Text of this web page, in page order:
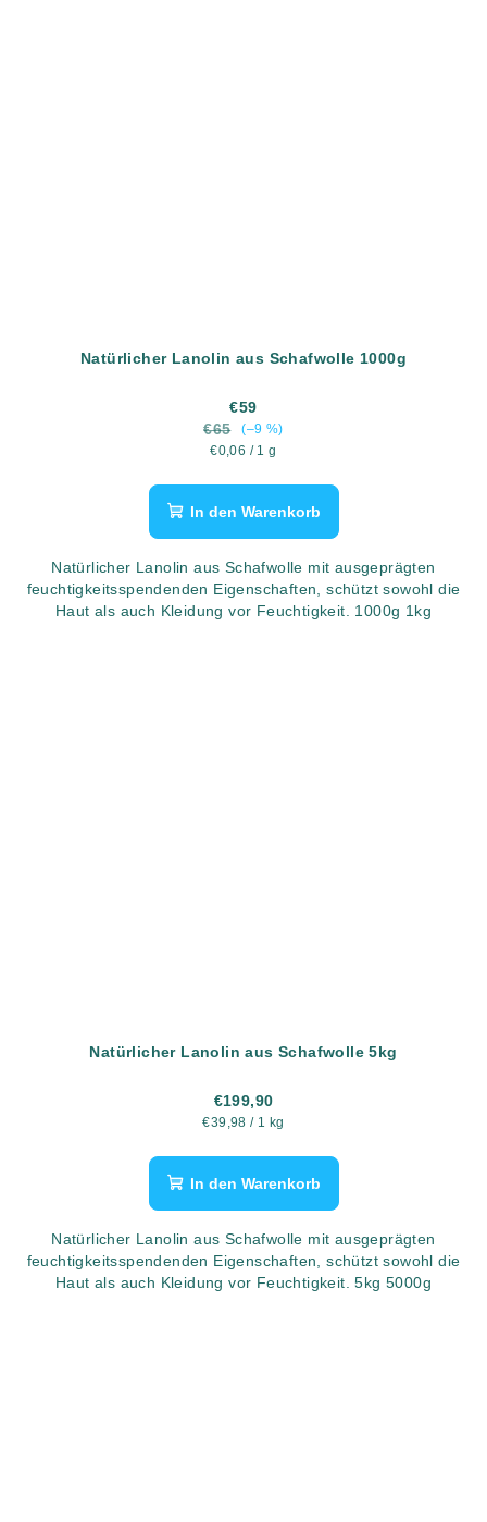
Natürlicher Lanolin aus Schafwolle 1000g
€59
€65
(–9 %)
Verkaufspreis:
€0,06 / 1 g
In den Warenkorb
Natürlicher Lanolin aus Schafwolle mit ausgeprägten
feuchtigkeitsspendenden Eigenschaften, schützt sowohl die
Haut als auch Kleidung vor Feuchtigkeit. 1000g 1kg
Natürlicher Lanolin aus Schafwolle 5kg
€199,90
Verkaufspreis:
€39,98 / 1 kg
In den Warenkorb
Natürlicher Lanolin aus Schafwolle mit ausgeprägten
feuchtigkeitsspendenden Eigenschaften, schützt sowohl die
Haut als auch Kleidung vor Feuchtigkeit. 5kg 5000g